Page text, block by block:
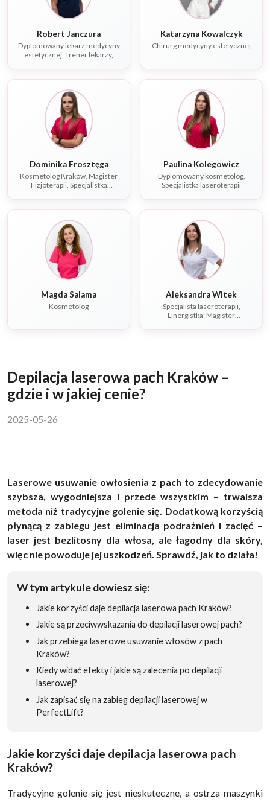
Robert Janczura
Dyplomowany lekarz medycyny
estetycznej, Trener lekarzy,
Katarzyna Kowalczyk
Chirurg medycyny estetycznej
Dominika Frosztęga
Kosmetolog Kraków, Magister
Fizjoterapii, Specjalistka
Paulina Kolegowicz
Dyplomowany kosmetolog,
Specjalistka laseroterapii
Magda Salama
Kosmetolog
Aleksandra Witek
Specjalista laseroterapii,
Linergistka; Magister
Depilacja laserowa pach Kraków –
gdzie i w jakiej cenie?
2025-05-26
Laserowe usuwanie owłosienia z pach to zdecydowanie
szybsza, wygodniejsza i przede wszystkim – trwalsza
metoda niż tradycyjne golenie się. Dodatkową korzyścią
płynącą z zabiegu jest eliminacja podrażnień i zacięć –
laser jest bezlitosny dla włosa, ale łagodny dla skóry,
więc nie powoduje jej uszkodzeń. Sprawdź, jak to działa!
W tym artykule dowiesz się:
Jakie korzyści daje depilacja laserowa pach Kraków?
Jakie są przeciwwskazania do depilacji laserowej pach?
Jak przebiega laserowe usuwanie włosów z pach
Kraków?
Kiedy widać efekty i jakie są zalecenia po depilacji
laserowej?
Jak zapisać się na zabieg depilacji laserowej w
PerfectLift?
Jakie korzyści daje depilacja laserowa pach
Kraków?
Tradycyjne golenie się jest nieskuteczne, a ostrza maszynki